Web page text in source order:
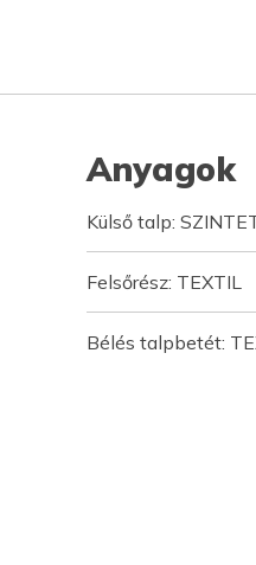
Anyagok
Külső talp:
Felsőrész: TEXTIL
Bélés talpbetét: